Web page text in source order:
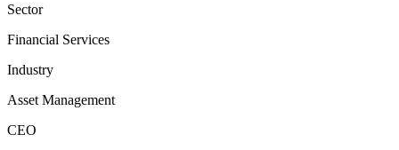
Sector
Financial Services
Industry
Asset Management
CEO